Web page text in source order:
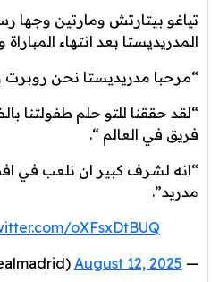
تياغو بيتارتش ومارتين وجها
المدريديستا بعد انتهاء المباراة
“مرحبا مدريديستا نحن روبرت
“لقد حققنا للتو حلم طفولتنا
فريق في العالم “.
“انه لشرف كبير ان نلعب في
مدريد”.
oXFsxDtBUQ
— Real Madrid C.F. (@realmadrid)
August 12, 2025